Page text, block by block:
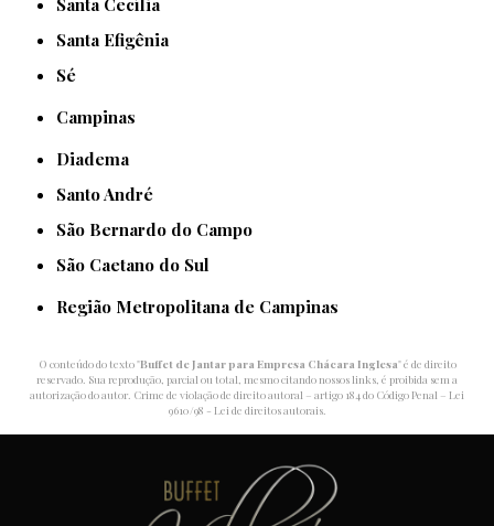
Santa Efigênia
Sé
Campinas
Diadema
Santo André
São Bernardo do Campo
São Caetano do Sul
Região Metropolitana de Campinas
O conteúdo do texto "Buffet de Jantar para Empresa Chácara Inglesa" é de direito
reservado. Sua reprodução, parcial ou total, mesmo citando nossos links, é proibida sem a
autorização do autor. Crime de violação de direito autoral – artigo 184 do Código Penal – Lei
9610/98 - Lei de direitos autorais.